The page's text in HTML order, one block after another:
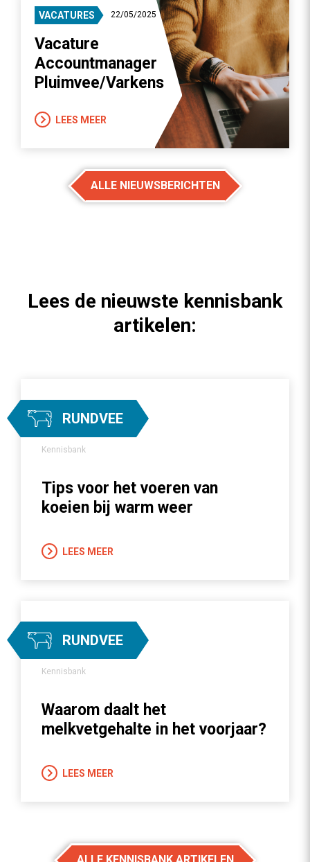
VACATURES 22/05/2025
Vacature
Accountmanager
Pluimvee/Varkens
LEES MEER
ALLE NIEUWSBERICHTEN
Lees de nieuwste kennisbank
artikelen:
RUNDVEE
Kennisbank
Tips voor het voeren van
koeien bij warm weer
LEES MEER
RUNDVEE
Kennisbank
Waarom daalt het
melkvetgehalte in het voorjaar?
LEES MEER